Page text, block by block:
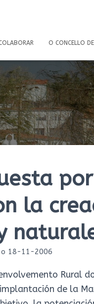
O CONCELLO
la
o 18-11-2006
Rural
de la